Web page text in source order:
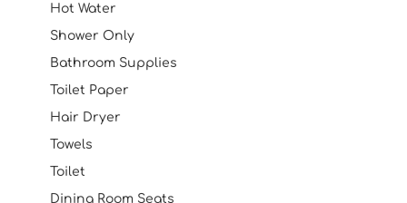
Hot Water
Shower Only
Bathroom Supplies
Toilet Paper
Hair Dryer
Towels
Toilet
Dining Room Seats